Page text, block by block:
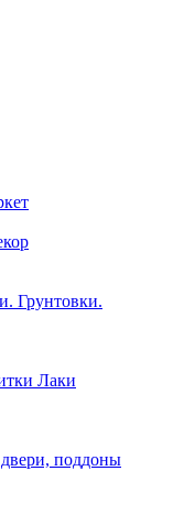
Грунтовки.
Лаки
поддоны